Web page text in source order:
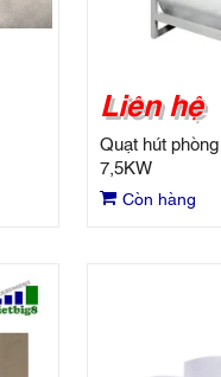
Liên hệ
Quạt hút
7,5KW
Còn hàng